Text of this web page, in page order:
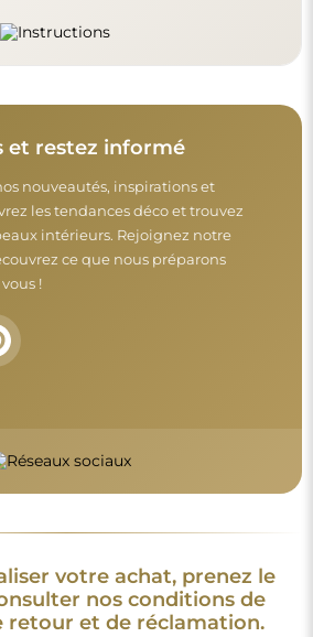
et restez informé
nouveautés, inspirations et
les tendances déco et trouvez
intérieurs. Rejoignez notre
ce que nous préparons
!
votre achat, prenez le
nos conditions de
retour et de réclamation.